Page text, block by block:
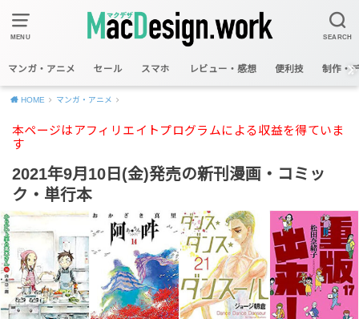
MENU SEARCH
マンガ・アニメ セール スマホ レビュー・感想 便利技 制作・
HOME マンガ・アニメ
本ページはアフィリエイトプログラムによる収益を得ていま
す
2021年9月10日(金)発売の新刊漫画・コミッ
ク・単行本